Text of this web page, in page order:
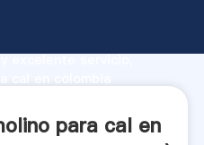
excelente servicio,
para cal en